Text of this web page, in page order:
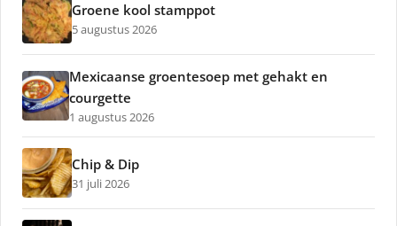
Groene kool stamppot
5 augustus 2026
Mexicaanse groentesoep met gehakt en
courgette
1 augustus 2026
Chip & Dip
31 juli 2026